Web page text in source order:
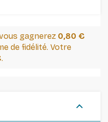
gagnerez 0,80 €
de fidélité. Votre
.